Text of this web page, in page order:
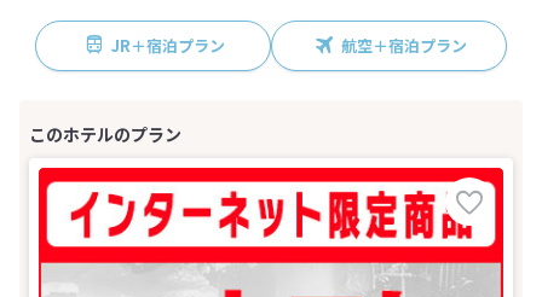
JR＋宿泊プラン 航空＋宿泊プラン